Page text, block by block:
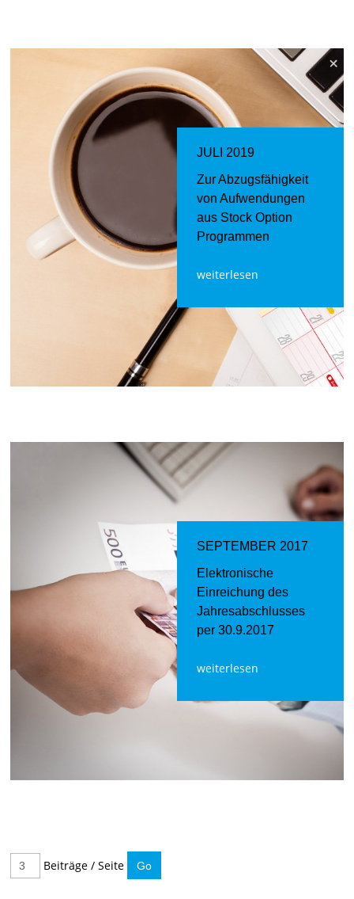
JULI 2019
Zur Abzugsfähigkeit
von Aufwendungen
aus Stock Option
Programmen
weiterlesen
SEPTEMBER 2017
Elektronische
Einreichung des
Jahresabschlusses
per 30.9.2017
weiterlesen
Beiträge / Seite